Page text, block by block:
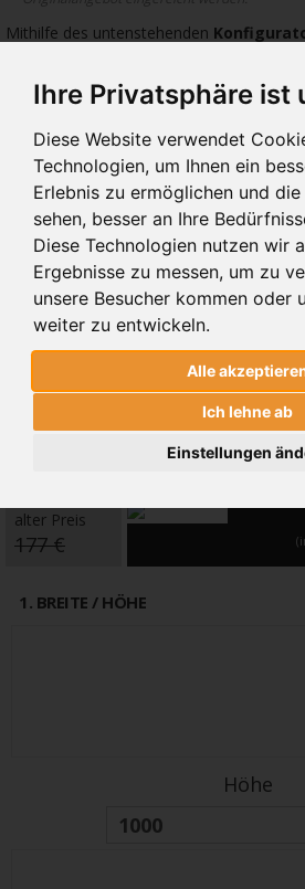
Ihre Privatsphäre ist
Diese Website verwendet
Technologien, um Ihnen ein
Erlebnis zu ermöglichen und
sehen, besser an Ihre
Diese Technologien nutzen wir
Ergebnisse zu messen, um zu
unsere Besucher kommen oder
weiter zu entwickeln.
Alle
Ich lehne ab
Einstellungen
Mithilfe des untenstehenden
Geben Sie hierfür die Abmessungen:
10.05
ZAUN 10.05
148 € 170 €
alter Preis
177 €
1 . BREITE / HÖHE
Höhe